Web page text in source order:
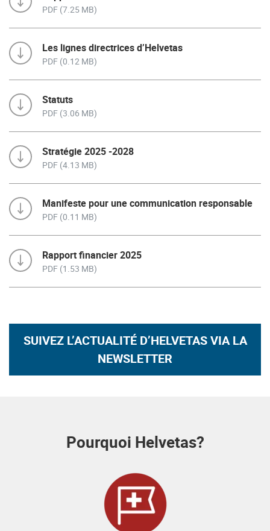
PDF (7.25 MB)
Les lignes directrices d’Helvetas
PDF (0.12 MB)
Statuts
PDF (3.06 MB)
Stratégie 2025 -2028
PDF (4.13 MB)
Manifeste pour une communication responsable
PDF (0.11 MB)
Rapport financier 2025
PDF (1.53 MB)
SUIVEZ L’ACTUALITÉ D’HELVETAS VIA LA
NEWSLETTER
Pourquoi Helvetas?